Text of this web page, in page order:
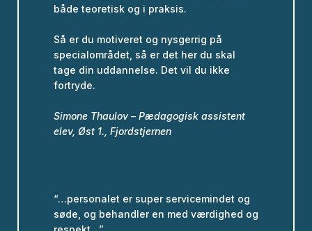
både teoretisk og i praksis.
Så er du motiveret og nysgerrig på
specialområdet, så er det her du skal
tage din uddannelse. Det vil du ikke
fortryde.
Simone Thaulov – Pædagogisk assistent
elev, Øst 1., Fjordstjernen
“…personalet er super servicemindet og
søde, og behandler en med værdighed og